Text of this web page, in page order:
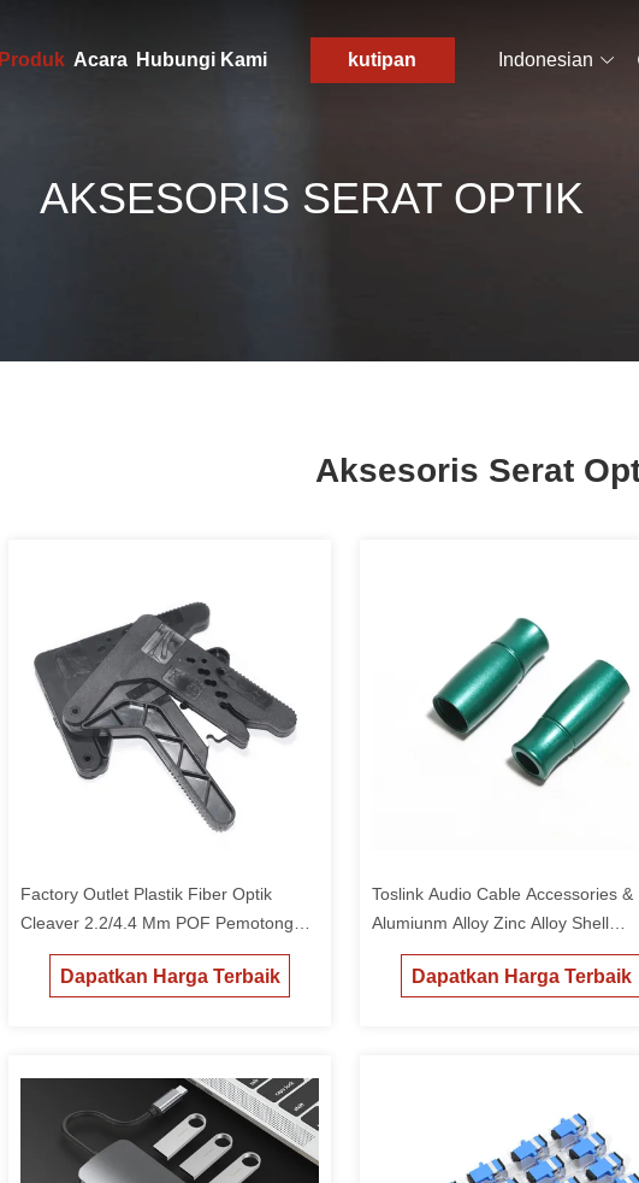
Produk Acara Hubungi Kami kutipan Indonesian
AKSESORIS SERAT OPTIK
Aksesoris Serat
Factory Outlet Plastik Fiber Optik
Cleaver 2.2/4.4 Mm POF Pemotong
Ujung Kabel Serat Optik Plastik
Dapatkan Harga Terbaik
Toslink Audio Cable Accessories &
Alumiunm Alloy Zinc Alloy Shell
Disesuaikan Sesuai Keinginan
Dapatkan Harga Terbaik